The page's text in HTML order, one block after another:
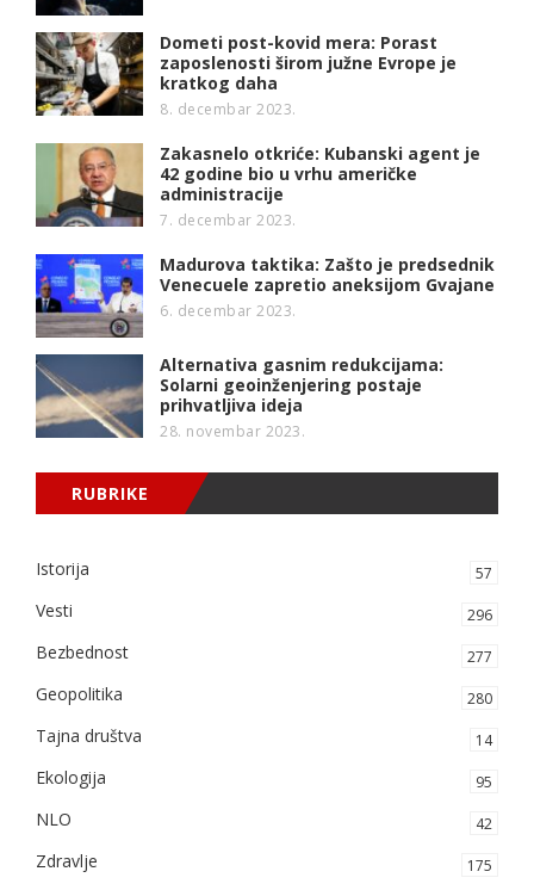
Dometi post-kovid mera: Porast
zaposlenosti širom južne Evrope je
kratkog daha
8. decembar 2023.
Zakasnelo otkriće: Kubanski agent je
42 godine bio u vrhu američke
administracije
7. decembar 2023.
Madurova taktika: Zašto je predsednik
Venecuele zapretio aneksijom Gvajane
6. decembar 2023.
Alternativa gasnim redukcijama:
Solarni geoinženjering postaje
prihvatljiva ideja
28. novembar 2023.
RUBRIKE
Istorija 57
Vesti 296
Bezbednost 277
Geopolitika 280
Tajna društva 14
Ekologija 95
NLO 42
Zdravlje 175